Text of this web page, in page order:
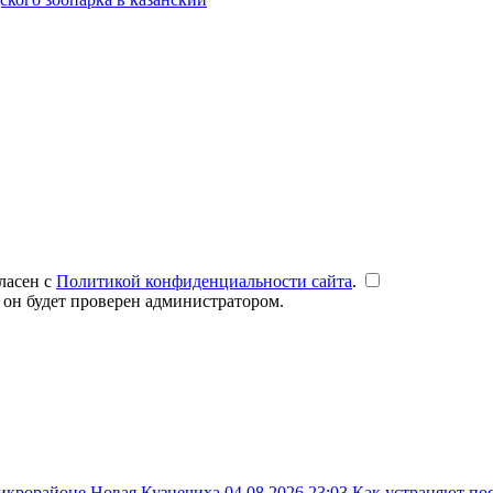
с Политикой конфиденциальности сайта.
будет проверен администратором.